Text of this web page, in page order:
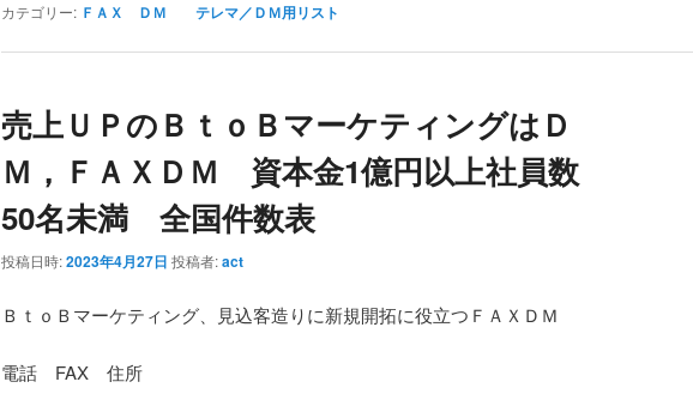
カテゴリー: ＦＡＸ ＤＭ テレマ／ＤＭ用リスト
売上ＵＰのＢｔｏＢマーケティングはＤ
Ｍ，ＦＡＸＤＭ 資本金1億円以上社員数
50名未満 全国件数表
投稿日時:2023年4月27日 投稿者:act
ＢｔｏＢマーケティング、見込客造りに新規開拓に役立つＦＡＸＤＭ
電話 FAX 住所